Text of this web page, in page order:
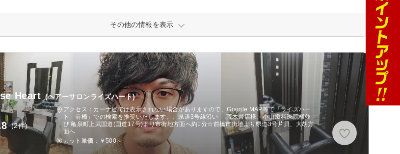
その他の情報を表示
Heart (ヘアーサロンライズハート)
(2件)
アクセス：カーナビでは表示されない場合がありますので、Google MAP等で「ライズハー
ト 前橋」での検索を推奨いたします。、県道3号線沿い 荒木畳店様、小山歯科医院様並
び 亀泉町上武国道(国道17号)より市街地方面へ約1分☆前橋市街地より県道3号片貝、大胡方
面へ
カット単価：
￥500～